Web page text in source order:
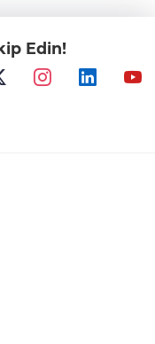
Edin!